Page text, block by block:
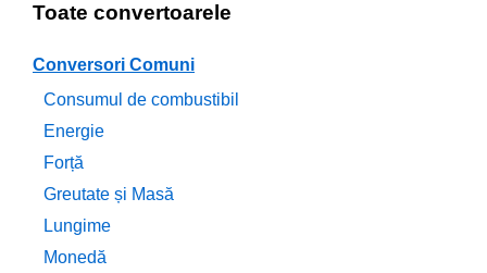
Toate convertoarele
Conversori Comuni
Consumul de combustibil
Energie
Forță
Greutate și Masă
Lungime
Monedă